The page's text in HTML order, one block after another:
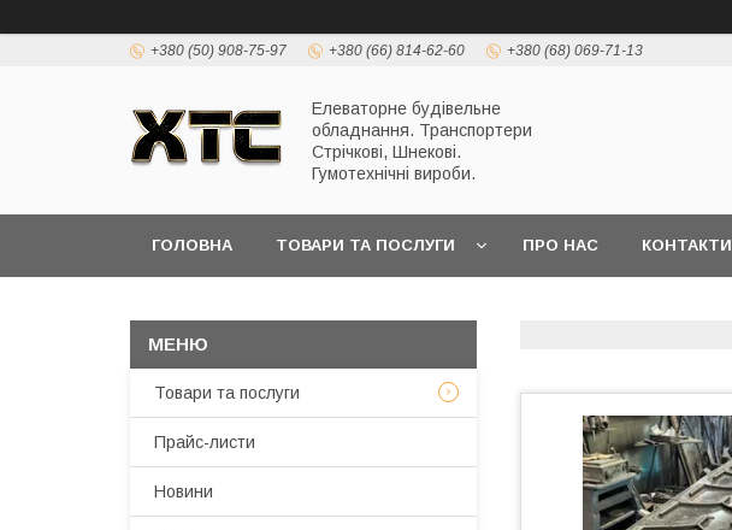
+380 (50) 908-75-97 +380 (66) 814-62-60 +380 (68) 069-71-13
Елеваторне будівельне
обладнання. Транспортери
Стрічкові, Шнекові.
Гумотехнічні вироби.
ГОЛОВНА ТОВАРИ ТА ПОСЛУГИ ПРО НАС КОНТАКТИ
Товари та послуги
Прайс-листи
Новини